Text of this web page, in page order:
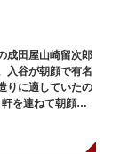
成田屋山崎留次郎
入谷が朝顔で有名
りに適していたの
を連ねて朝顔造